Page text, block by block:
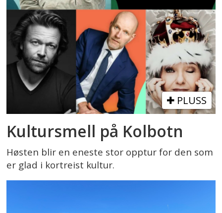
PLUSS
Kultursmell på Kolbotn
Høsten blir en eneste stor opptur for den som
er glad i kortreist kultur.